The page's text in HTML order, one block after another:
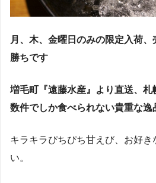
月、木、金曜日のみの限定入荷
勝ちです
増毛町『遠藤水産』より直送、
数件でしか食べられない貴重な逸
キラキラぴちぴち甘えび、お好き
い。